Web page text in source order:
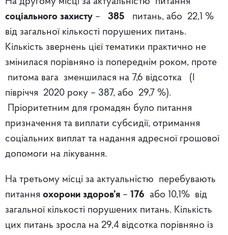
соціального захисту – 385 питань, або 22,1 %
від загальної кількості порушених питань.
Кількість звернень цієї тематики практично не
змінилася порівняно із попереднім роком, проте
питома вага зменшилася на 7,6 відсотка (І
півріччя 2020 року – 387, або 29,7 %).
Пріоритетним для громадян було питання
призначення та виплати субсидії, отримання
соціальних виплат та надання адресної грошової
допомоги на лікування.
На третьому місці за актуальністю перебувають
питання охорони здоров’я – 176 або 10,1% від
загальної кількості порушених питань. Кількість
цих питань зросла на 29,4 відсотка порівняно із